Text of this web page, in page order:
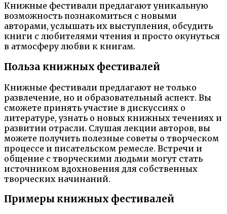
Книжные фестивали предлагают уникальную
возможность познакомиться с новыми
авторами, услышать их выступления, обсудить
книги с любителями чтения и просто окунуться
в атмосферу любви к книгам.
Польза книжных фестивалей
Книжные фестивали предлагают не только
развлечение, но и образовательный аспект. Вы
сможете принять участие в дискуссиях о
литературе, узнать о новых книжных течениях и
развитии отрасли. Слушая лекции авторов, вы
можете получить полезные советы о творческом
процессе и писательском ремесле. Встречи и
общение с творческими людьми могут стать
источником вдохновения для собственных
творческих начинаний.
Примеры книжных фестивалей